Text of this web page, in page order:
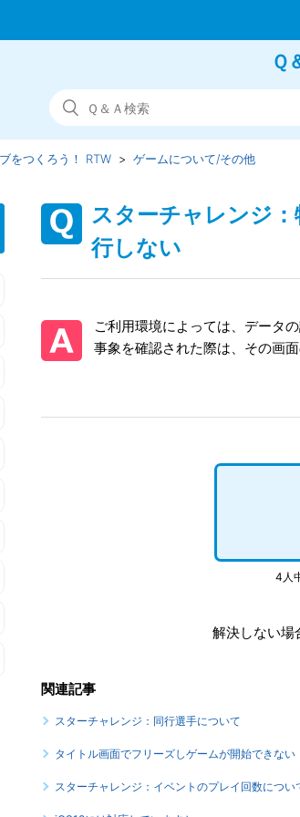
Ｑ
をつくろう！ RTW ゲームについて/その他
スターチャレンジ
行しない
ご利用環境によっては、データ
事象を確認された際は、その画
4人
解決しない場
関連記事
スターチャレンジ：同行選手について
タイトル画面でフリーズしゲームが開始できない
スターチャレンジ：イベントのプレイ回数につい